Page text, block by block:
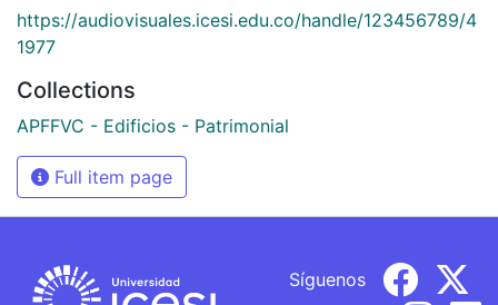
https://audiovisuales.icesi.edu.co/handle/123456789/4
1977
Collections
APFFVC - Edificios - Patrimonial
Full item page
Síguenos